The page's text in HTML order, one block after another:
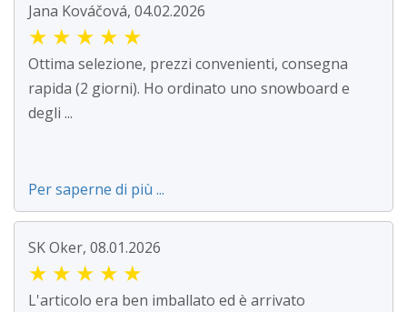
Jana Kováčová, 04.02.2026
★ ★ ★ ★ ★
Ottima selezione, prezzi convenienti, consegna
rapida (2 giorni). Ho ordinato uno snowboard e
degli ...
Per saperne di più ...
SK Oker, 08.01.2026
★ ★ ★ ★ ★
L'articolo era ben imballato ed è arrivato